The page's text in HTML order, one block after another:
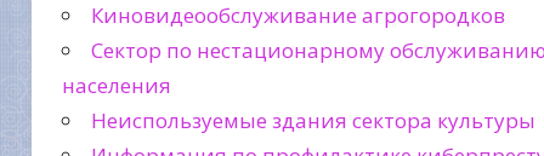
Киновидеообслуживание агрогородков
Сектор по нестационарному
населения
Неиспользуемые здания сектора культуры